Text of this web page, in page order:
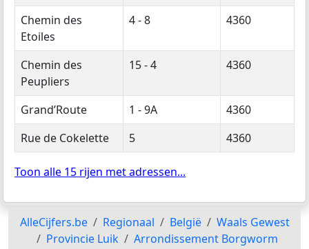
Chemin des
Etoiles
4 - 8 4360
Chemin des
Peupliers
15 - 4 4360
Grand’Route 1 - 9A
4360
Rue de Cokelette
5 4360
Toon alle 15 rijen met adressen...
AlleCijfers.be Regionaal België
Waals Gewest
Provincie Luik
Arrondissement Borgworm